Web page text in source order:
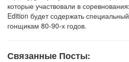
которые участвовали в
Edition будет содержать
гонщикам 80-90-х годов.
Связанные Посты: